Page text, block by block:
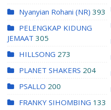
Nyanyian Rohani (NR) 393
PELENGKAP KIDUNG
JEMAAT 305
HILLSONG 273
PLANET SHAKERS 204
PSALLO 200
FRANKY SIHOMBING 133